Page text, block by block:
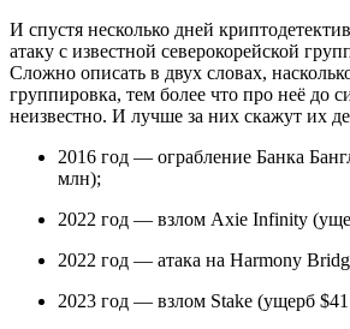
И спустя несколько дней
атаку с известной северокорейской
Сложно описать в двух словах,
группировка, тем более что про неё до
неизвестно. И лучше за них скажут их
2016 год — ограбление Банка
млн);
2022 год — взлом Axie Infinity
2022 год — атака на Harmony
2023 год — взлом Stake (ущерб